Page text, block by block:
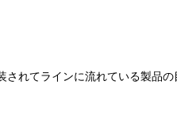
れてラインに流れている製品の